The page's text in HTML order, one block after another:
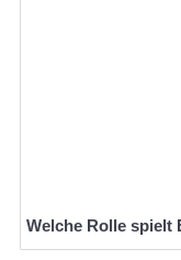
Welche Rolle spielt